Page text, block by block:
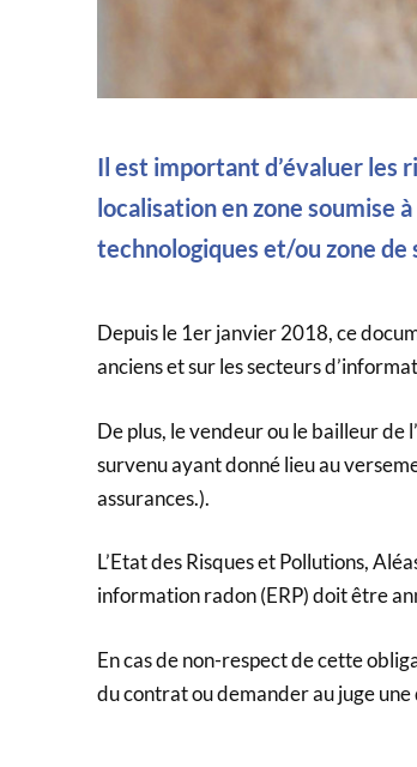
Il est important d’évaluer les
localisation en zone soumise
technologiques et/ou zone de
Depuis le 1er janvier 2018, ce
anciens et sur les secteurs
De plus, le vendeur ou le bailleur
survenu ayant donné lieu au
assurances.).
L’Etat des Risques et Pollutions,
information radon (ERP) doit être
En cas de non-respect de cette
du contrat ou demander au juge